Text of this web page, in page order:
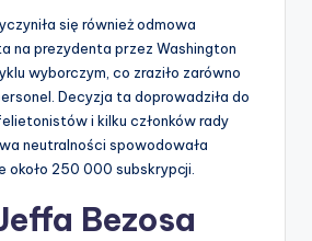
się również odmowa
na prezydenta przez Washington
wyborczym, co zraziło zarówno
Decyzja ta doprowadziła do
i kilku członków rady
neutralności spowodowała
około 250 000 subskrypcji.
Bezosa